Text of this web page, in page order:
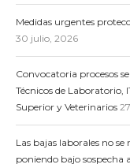
Medidas urgentes
30 julio, 2026
Convocatoria procesos
Técnicos de Laboratorio,
Superior y Veterinarios
Las bajas laborales no
poniendo bajo sospecha